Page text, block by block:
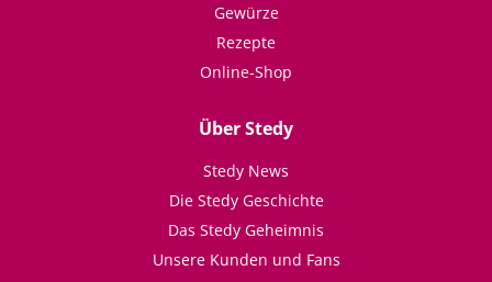
Gewürze
Rezepte
Online-Shop
Über Stedy
Stedy News
Die Stedy Geschichte
Das Stedy Geheimnis
Unsere Kunden und Fans